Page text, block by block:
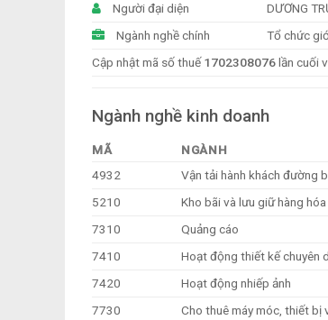
Người đại diện
DƯƠNG
Ngành nghề chính
Tổ chức
Cập nhật mã số thuế1702308076lần cuối
Ngành nghề kinh doanh
MÃ
NGÀNH
4932
Vận tải hành khách đường
5210
Kho bãi và lưu giữ hàng hóa
7310
Quảng cáo
7410
Hoạt động thiết kế chuyên
7420
Hoạt động nhiếp ảnh
7730
Cho thuê máy móc, thiết bị